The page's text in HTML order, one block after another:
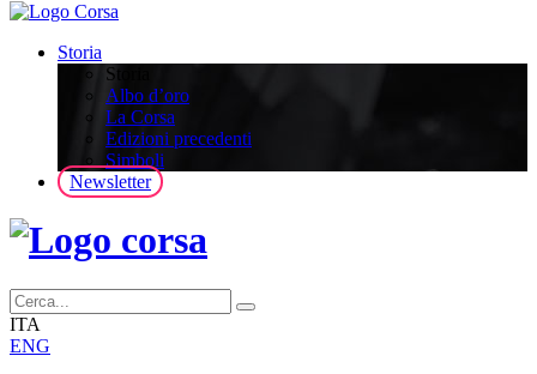
Storia
Storia
Albo d’oro
La Corsa
Edizioni precedenti
Simboli
Newsletter
ITA
ENG